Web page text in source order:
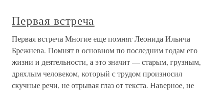
Первая встреча
Первая встреча Многие еще помнят Леонида Ильича
Брежнева. Помнят в основном по последним годам его
жизни и деятельности, а это значит — старым, грузным,
дряхлым человеком, который с трудом произносил
скучные речи, не отрывая глаз от текста. Наверное, не